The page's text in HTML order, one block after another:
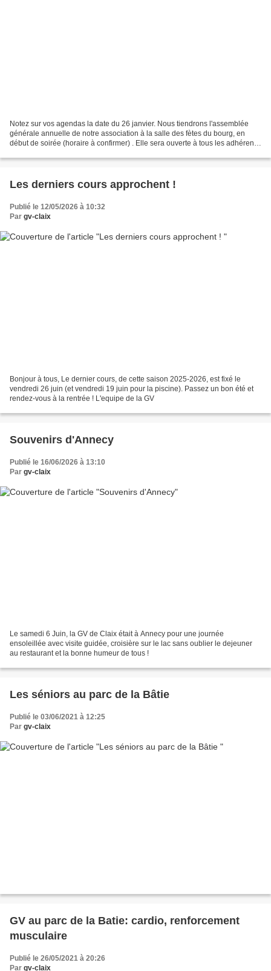
Notez sur vos agendas la date du 26 janvier. Nous tiendrons l'assemblée
générale annuelle de notre association à la salle des fètes du bourg, en
début de soirée (horaire à confirmer) . Elle sera ouverte à tous les adhérents
Les derniers cours approchent !
Publié le 12/05/2026 à 10:32
Par gv-claix
Bonjour à tous, Le dernier cours, de cette saison 2025-2026, est fixé le
vendredi 26 juin (et vendredi 19 juin pour la piscine). Passez un bon été et
rendez-vous à la rentrée ! L'equipe de la GV
Souvenirs d'Annecy
Publié le 16/06/2026 à 13:10
Par gv-claix
Le samedi 6 Juin, la GV de Claix était à Annecy pour une journée
ensoleillée avec visite guidée, croisière sur le lac sans oublier le dejeuner
au restaurant et la bonne humeur de tous !
Les séniors au parc de la Bâtie
Publié le 03/06/2021 à 12:25
Par gv-claix
GV au parc de la Batie: cardio, renforcement
musculaire
Publié le 26/05/2021 à 20:26
Par gv-claix